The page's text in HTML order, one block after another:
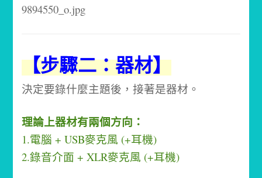
【步驟二：器材】
決定要錄什麼主題後，接著是器材。
理論上器材有兩個方向：
1.電腦 + USB麥克風 (+耳機)
2.錄音介面 + XLR麥克風 (+耳機)